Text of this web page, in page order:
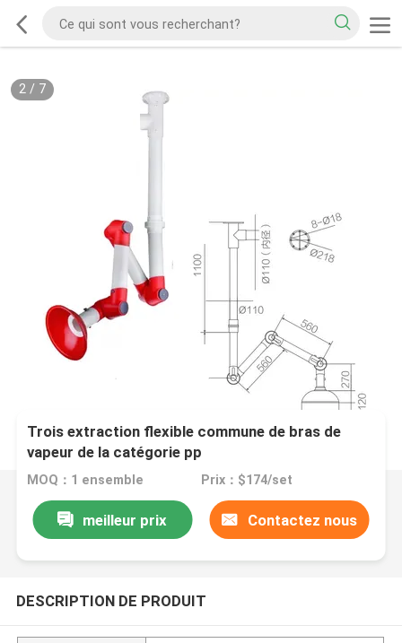
2/ 7
Trois extraction flexible commune de bras de
vapeur de la catégorie pp
MOQ：1 ensemble Prix：$174/set
meilleur prix Contactez nous
DESCRIPTION DE PRODUIT